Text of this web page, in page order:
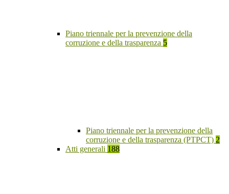
Piano triennale per la prevenzione della
corruzione e della trasparenza 5
Piano triennale per la prevenzione della
corruzione e della trasparenza (PTPCT) 2
Atti generali 188